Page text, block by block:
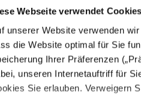
Webseite verwendet
unserer Website verwenden
die Website optimal für Sie
Ihrer Präferenzen
unseren Internetauftriff für
Sie erlauben. Verweigern